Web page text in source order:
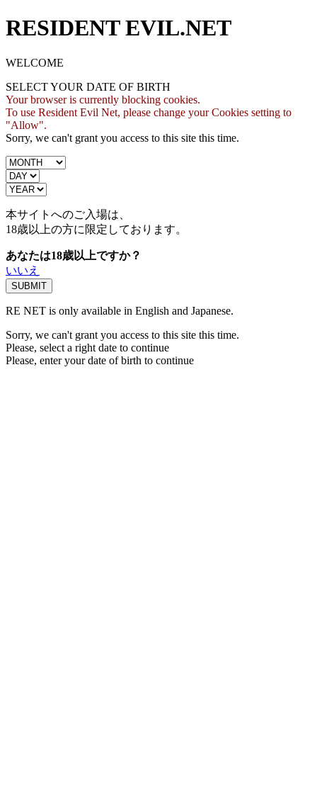
RESIDENT EVIL.NET
WELCOME
SELECT YOUR DATE OF BIRTH
Your browser is currently blocking cookies.
To use Resident Evil Net, please change your Cookies setting to
"Allow".
Sorry, we can't grant you access to this site this time.
本サイトへのご入場は、
18歳以上の方に限定しております。
あなたは18歳以上ですか？
いいえ
RE NET is only available in English and Japanese.
Sorry, we can't grant you access to this site this time.
Please, select a right date to continue
Please, enter your date of birth to continue